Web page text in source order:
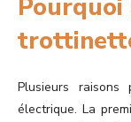
Pourquoi
Plusieurs raisons
électrique. La